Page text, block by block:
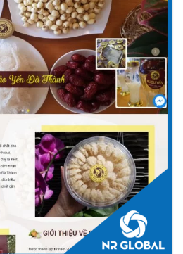
Xem giao diện